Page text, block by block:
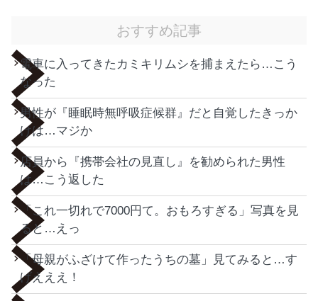
おすすめ記事
電車に入ってきたカミキリムシを捕まえたら…こう
なった
男性が『睡眠時無呼吸症候群』だと自覚したきっか
けは…マジか
店員から『携帯会社の見直し』を勧められた男性
は…こう返した
「これ一切れで7000円て。おもろすぎる」写真を見
ると…えっ
「母親がふざけて作ったうちの墓」見てみると…す
げえええ！